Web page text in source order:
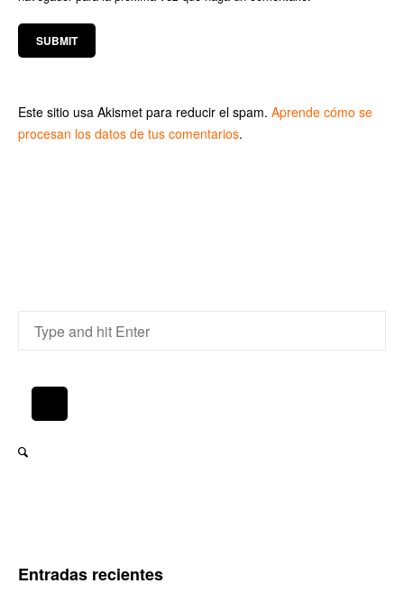
Este sitio usa Akismet para reducir el spam. Aprende cómo se
procesan los datos de tus comentarios.
Entradas recientes